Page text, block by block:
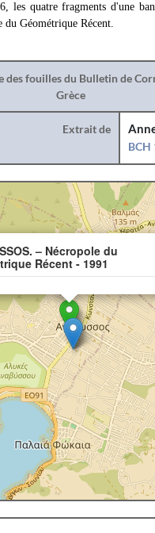
les quatre fragments d'une
du Géométrique Récent.
des fouilles du Bulletin de
Grèce
Extrait de
BCH
– Nécropole du
Récent - 1991